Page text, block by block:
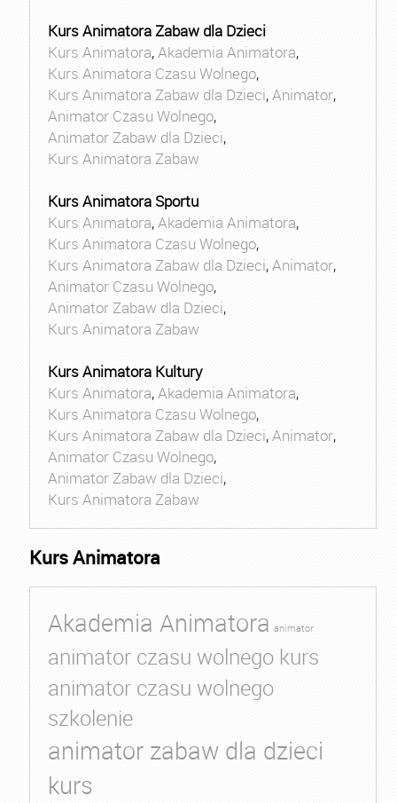
Kurs Animatora Zabaw dla Dzieci
Kurs Animatora,Akademia Animatora,
Kurs Animatora Czasu Wolnego,
Kurs Animatora Zabaw dla Dzieci,Animator,
Animator Czasu Wolnego,
Animator Zabaw dla Dzieci,
Kurs Animatora Zabaw
Kurs Animatora Sportu
Kurs Animatora,Akademia Animatora,
Kurs Animatora Czasu Wolnego,
Kurs Animatora Zabaw dla Dzieci,Animator,
Animator Czasu Wolnego,
Animator Zabaw dla Dzieci,
Kurs Animatora Zabaw
Kurs Animatora Kultury
Kurs Animatora,Akademia Animatora,
Kurs Animatora Czasu Wolnego,
Kurs Animatora Zabaw dla Dzieci,Animator,
Animator Czasu Wolnego,
Animator Zabaw dla Dzieci,
Kurs Animatora Zabaw
Kurs Animatora
Akademia Animatora animator
animator czasu wolnego kurs
animator czasu wolnego
szkolenie
animator zabaw dla dzieci
kurs